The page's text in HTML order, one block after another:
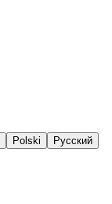
Polski
Русский